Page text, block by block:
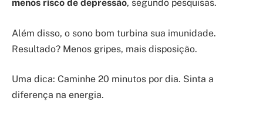
menos risco de depressão, segundo pesquisas.
Além disso, o sono bom turbina sua imunidade.
Resultado? Menos gripes, mais disposição.
Uma dica: Caminhe 20 minutos por dia. Sinta a
diferença na energia.